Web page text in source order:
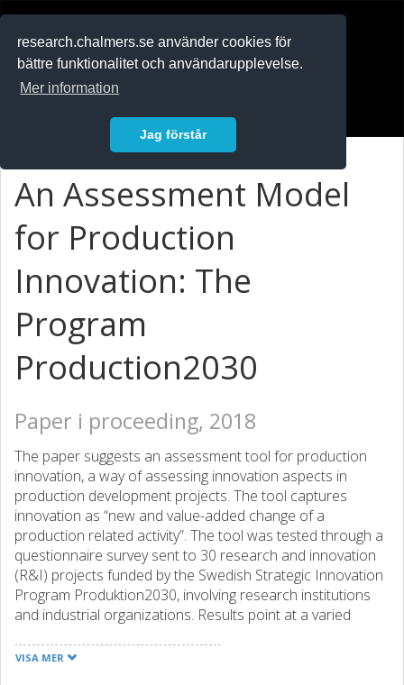
research.chalmers.se använder cookies för
bättre funktionalitet och användarupplevelse.
Mer information
Jag förstår
An Assessment Model
for Production
Innovation: The
Program
Production2030
Paper i proceeding, 2018
The paper suggests an assessment tool for production
innovation, a way of assessing innovation aspects in
production development projects. The tool captures
innovation as “new and value-added change of a
production related activity”. The tool was tested through a
questionnaire survey sent to 30 research and innovation
(R&I) projects funded by the Swedish Strategic Innovation
Program Produktion2030, involving research institutions
and industrial organizations. Results point at a varied
activities. Identified areas for innovation were materials,
VISA MER